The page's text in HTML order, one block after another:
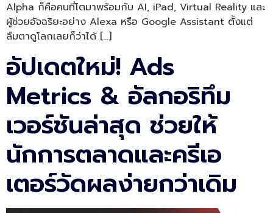
Alpha ก็คือคนที่โตมาพร้อมกับ AI, iPad, Virtual Reality และ
ผู้ช่วยอัจฉริยะอย่าง Alexa หรือ Google Assistant ตั้งแต่
ลืมตาดูโลกเลยก็ว่าได้ […]
อัปเดตใหม่! Ads
Metrics & อัลกอริทึม
เวอร์ชันล่าสุด ช่วยให้
นักการตลาดและครีเอ
เตอร์วัดผลง่ายกว่าเดิม